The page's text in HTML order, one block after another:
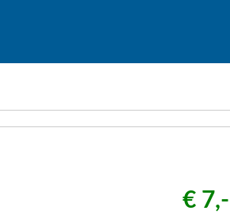
€ 7,-